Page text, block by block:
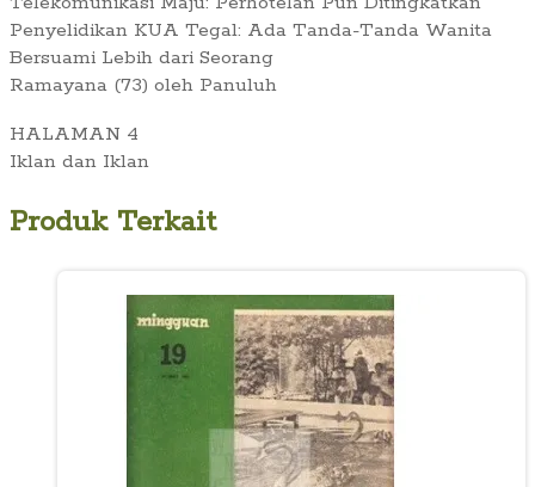
Penyelidikan KUA Tegal: Ada Tanda-Tanda Wanita
Bersuami Lebih dari Seorang
Ramayana (73) oleh Panuluh
HALAMAN 4
Iklan dan Iklan
Produk Terkait